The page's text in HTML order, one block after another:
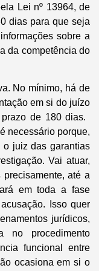
Lei nº 13964, de
dias para que seja
sobre a
da competência do
No mínimo, há de
em si do juízo
de 180 dias.
necessário porque,
o juiz das garantias
Vai atuar,
até a
em toda a fase
Isso quer
jurídicos,
no procedimento
funcional entre
ocasiona em si o